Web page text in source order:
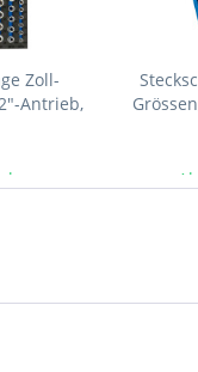
Zoll-
Antrieb,